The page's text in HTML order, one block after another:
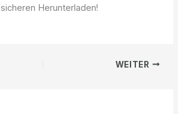
Herunterladen!
WEITER